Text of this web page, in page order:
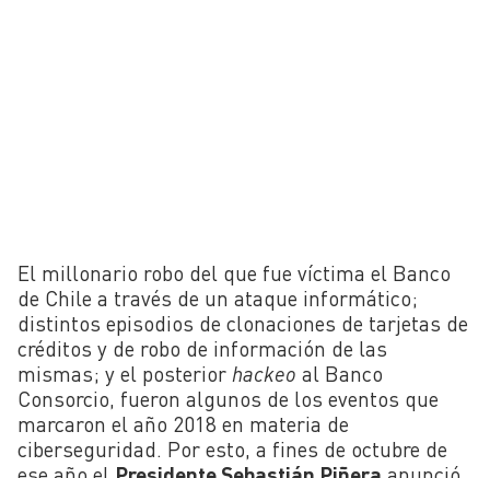
El millonario robo del que fue víctima el Banco
de Chile a través de un ataque informático;
distintos episodios de clonaciones de tarjetas de
créditos y de robo de información de las
mismas; y el posterior hackeo al Banco
Consorcio, fueron algunos de los eventos que
marcaron el año 2018 en materia de
ciberseguridad. Por esto, a fines de octubre de